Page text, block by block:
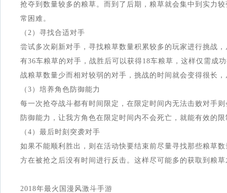
抢夺到数量较多的粮草。而到了后期，粮草就会集中到实力
常困难。
（2）寻找合适对手
尝试多次刷新对手，寻找粮草数量积累较多的玩家进行挑战
有36车粮草的对手，战胜后可以获得18车粮草，这样仅需成
战粮草数量少而相对较弱的对手，挑战的时间就会变得很长
（3）培养角色防御能力
每一次抢夺战斗都有时间限定，在限定时间内无法击败对手
防御能力，让我方角色在限定时间内不会死亡，就能有效的
（4）最后时刻突袭对手
如果不能顺利胜出，则在活动快要结束前尽量寻找那些粮草
方在被抢之后没有时间进行反击。这样尽可能多的获取到粮
2018年最火国漫风激斗手游